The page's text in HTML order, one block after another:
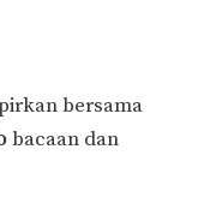
bersama
bacaan dan